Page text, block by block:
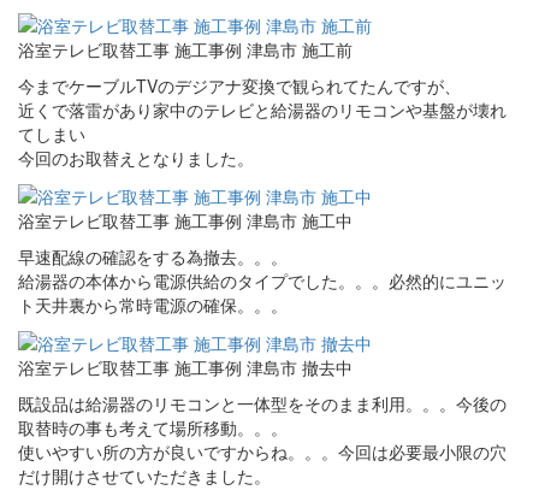
浴室テレビ取替工事 施工事例 津島市 施工前
今までケーブルTVのデジアナ変換で観られてたんですが、
近くで落雷があり家中のテレビと給湯器のリモコンや基盤が壊れ
てしまい
今回のお取替えとなりました。
浴室テレビ取替工事 施工事例 津島市 施工中
早速配線の確認をする為撤去。。。
給湯器の本体から電源供給のタイプでした。。。必然的にユニッ
ト天井裏から常時電源の確保。。。
浴室テレビ取替工事 施工事例 津島市 撤去中
既設品は給湯器のリモコンと一体型をそのまま利用。。。今後の
取替時の事も考えて場所移動。。。
使いやすい所の方が良いですからね。。。今回は必要最小限の穴
だけ開けさせていただきました。